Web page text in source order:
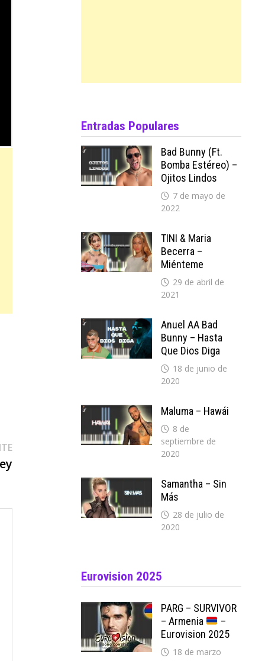
Entrada
siguiente:
Entradas Populares
Bad Bunny (ft.
Bomba Estéreo) –
Ojitos Lindos
7 de mayo de
2022
TINI & Maria
Becerra –
Miénteme
29 de abril de
2021
Anuel AA Bad
Bunny – Hasta
Que Dios Diga
18 de junio de
2020
Maluma – Hawái
8 de
septiembre de
2020
Samantha – Sin
Más
28 de julio de
2020
Eurovision 2025
PARG – SURVIVOR
– Armenia
–
Eurovision 2025
18 de marzo